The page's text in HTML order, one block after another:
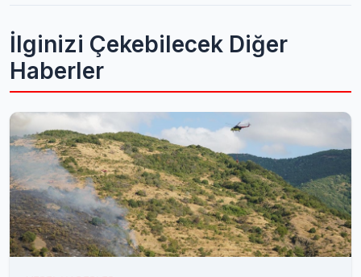
İlginizi Çekebilecek Diğer
Haberler